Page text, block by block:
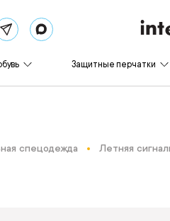
Защитные перчатки
спецодежда Летняя